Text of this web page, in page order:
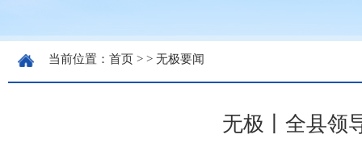
当前位置： 首页 > > 无极要闻
无极丨全县领